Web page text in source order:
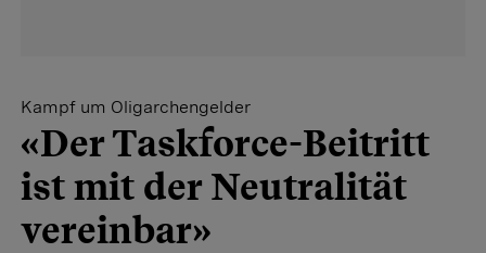
Kampf um Oligarchengelder
«Der Taskforce-Beitritt
ist mit der Neutralität
vereinbar»